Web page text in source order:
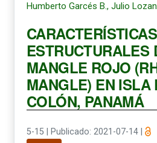
Humberto Garcés B., Julio
CARACTERÍSTICAS
ESTRUCTURALES
MANGLE ROJO
MANGLE) EN ISLA
COLÓN, PANAMÁ
5-15 Publicado: 2021-07-14